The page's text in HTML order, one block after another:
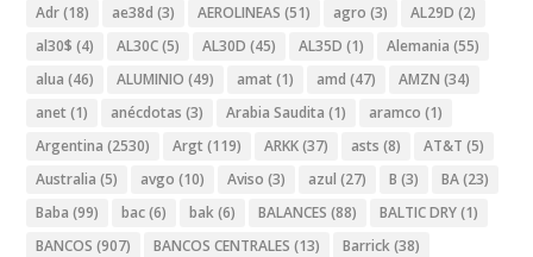
Adr(18) ae38d (3) AEROLINEAS (51) agro (3) AL29D (2)
al30$ (4) AL30C(5) AL30D (45) AL35D (1) Alemania (55)
alua (46) ALUMINIO (49) amat (1) amd (47) AMZN (34)
anet (1) anécdotas (3) Arabia Saudita (1) aramco (1)
Argentina (2530) Argt (119) ARKK(37) asts (8) AT&T (5)
Australia (5) avgo (10) Aviso (3) azul (27) B (3) BA(23)
Baba (99) bac(6) bak(6) BALANCES (88) BALTIC DRY(1)
BANCOS (907) BANCOS CENTRALES (13) Barrick(38)